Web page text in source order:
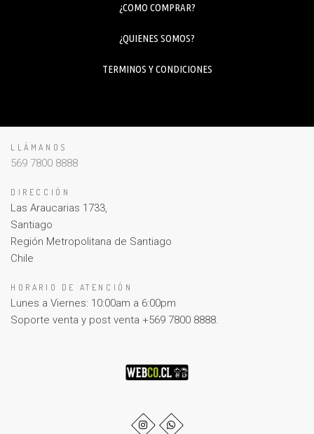
¿COMO COMPRAR?
¿QUIENES SOMOS?
TERMINOS Y CONDICIONES
LLÁMANOS
569 7800 8888
DIRECCIÓN
Las Araucarias 1733,
Santiago
Región Metropolitana de Santiago
Chile
HORARIO DE ATENCIÓN
Lunes a Viernes: 10:00am a 6:00pm
Soporte venta y post venta +569 7800 8888.